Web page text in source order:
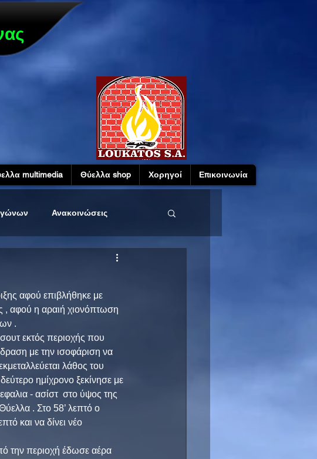
multimedia Θύελλα shop Χορηγοί Επικοινωνία
Ανακοινώσεις
αφού επιβλήθηκε με
, αφού η αραιή χιονόπτωση
.
εκτός περιοχής που
με την ισοφάριση να
λάθος του
ημίχρονο ξεκίνησε με
- ασίστ  στο ύψος της
. Στο 58’ λεπτό ο
και να δίνει νέο
την περιοχή έδωσε αέρα